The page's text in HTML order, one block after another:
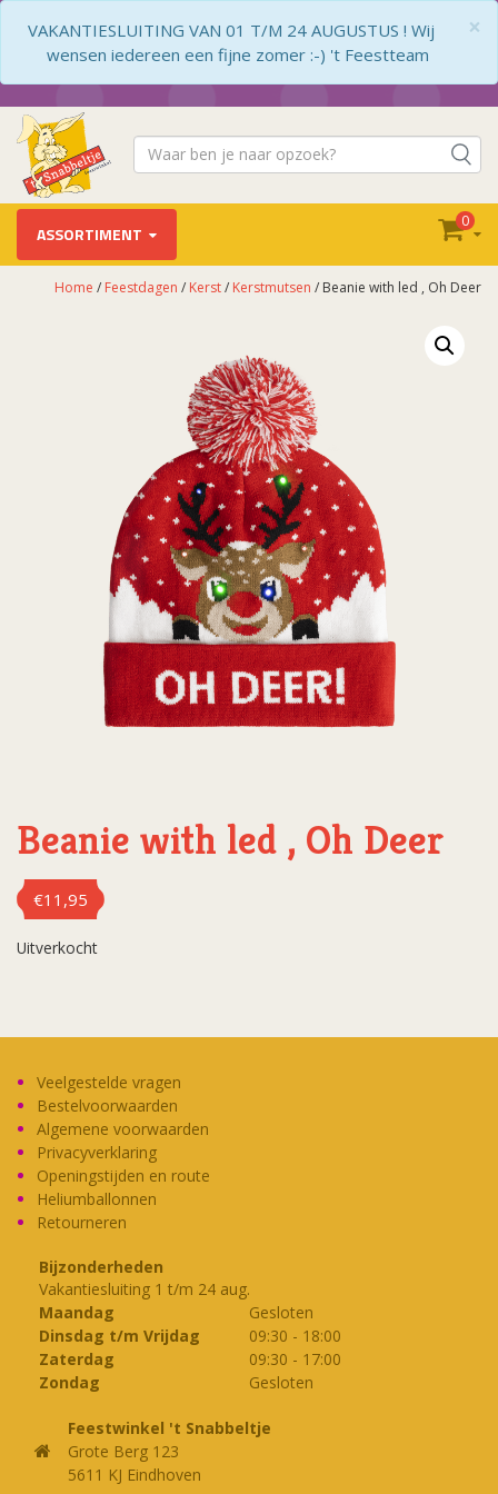
×
VAKANTIESLUITING VAN 01 T/M 24 AUGUSTUS ! Wij
wensen iedereen een fijne zomer :-) 't Feestteam
ASSORTIMENT
0
Home / Feestdagen / Kerst/ Kerstmutsen / Beanie with led , Oh Deer
Beanie with led , Oh Deer
€11,95
Uitverkocht
Veelgestelde vragen
Bestelvoorwaarden
Algemene voorwaarden
Privacyverklaring
Openingstijden en route
Heliumballonnen
Retourneren
Bijzonderheden
Vakantiesluiting 1 t/m 24 aug.
Maandag
Gesloten
Dinsdag t/m Vrijdag
09:30 - 18:00
Zaterdag
09:30 - 17:00
Zondag
Gesloten
Feestwinkel 't Snabbeltje
Grote Berg 123
5611 KJ Eindhoven